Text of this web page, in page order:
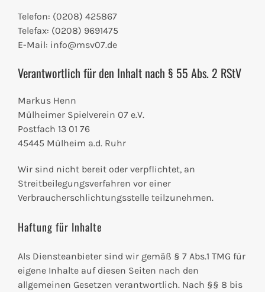
Telefon: (0208) 425867
Telefax: (0208) 9691475
E-Mail: info@msv07.de
Verantwortlich für den Inhalt nach § 55 Abs. 2 RStV
Markus Henn
Mülheimer Spielverein 07 e.V.
Postfach 13 01 76
45445 Mülheim a.d. Ruhr
Wir sind nicht bereit oder verpflichtet, an
Streitbeilegungsverfahren vor einer
Verbraucherschlichtungsstelle teilzunehmen.
Haftung für Inhalte
Als Diensteanbieter sind wir gemäß § 7 Abs.1 TMG für
eigene Inhalte auf diesen Seiten nach den
allgemeinen Gesetzen verantwortlich. Nach §§ 8 bis